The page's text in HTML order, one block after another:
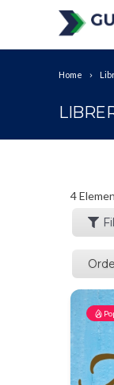
Home
4